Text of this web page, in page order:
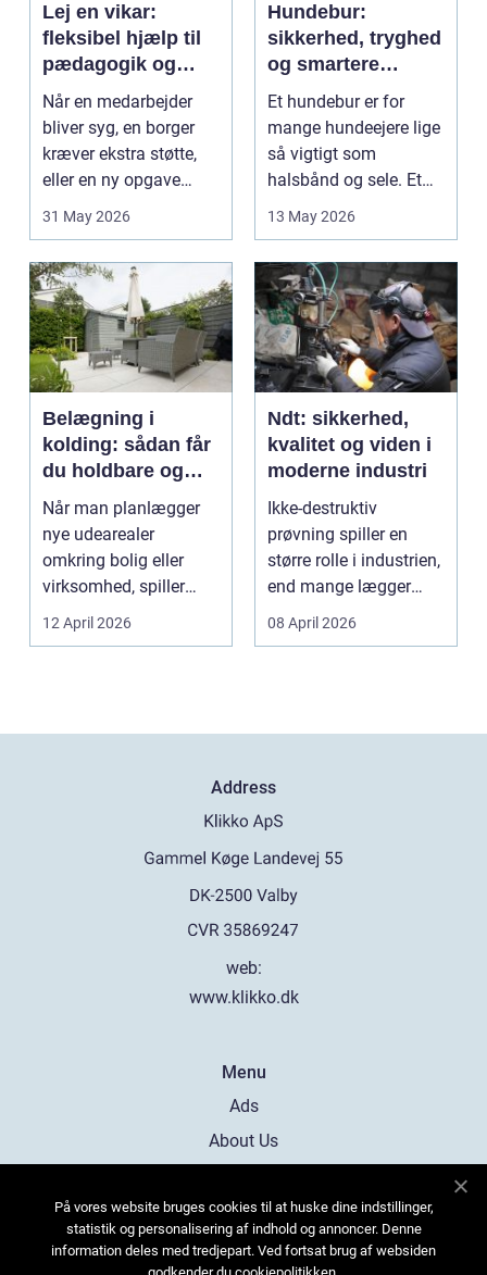
Lej en vikar:
fleksibel hjælp til
pædagogik og
sundhed
Når en medarbejder
bliver syg, en borger
kræver ekstra støtte,
eller en ny opgave
opstår fra dag til...
31 May 2026
Hundebur:
sikkerhed, tryghed
og smartere
hverdag med hund
Et hundebur er for
mange hundeejere lige
så vigtigt som
halsbånd og sele. Et
godt bur gi...
13 May 2026
Belægning i
kolding: sådan får
du holdbare og
flotte udearealer
Når man planlægger
nye udearealer
omkring bolig eller
virksomhed, spiller
belægningen en helt
centra...
12 April 2026
Ndt: sikkerhed,
kvalitet og viden i
moderne industri
Ikke-destruktiv
prøvning spiller en
større rolle i industrien,
end mange lægger
mærke til i hverdage...
08 April 2026
Address
web:
www.klikko.dk
Menu
Ads
About Us
Contact
Sitemap
På vores website bruges cookies til at huske dine indstillinger,
statistik og personalisering af indhold og annoncer. Denne
information deles med tredjepart. Ved fortsat brug af websiden